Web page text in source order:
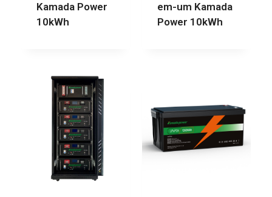
Kamada Power
10kWh
em-um Kamada
Power 10kWh